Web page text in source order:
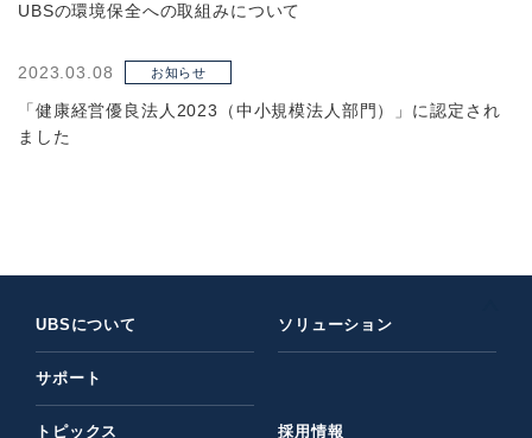
UBSの環境保全への取組みについて
2023.03.08 お知らせ
「健康経営優良法人2023（中小規模法人部門）」に認定され
ました
UBSについて ソリューション
サポート
トピックス 採用情報